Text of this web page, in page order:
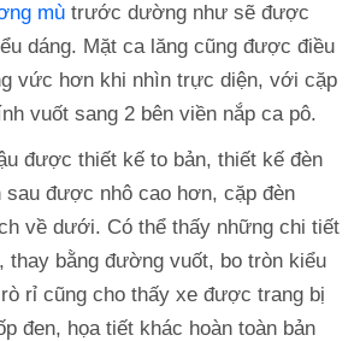
mù trước dường như sẽ được
dáng. Mặt ca lăng cũng được điều
vức hơn khi nhìn trực diện, với cặp
vuốt sang 2 bên viền nắp ca pô.
được thiết kế to bản, thiết kế đèn
sau được nhô cao hơn, cặp đèn
về dưới. Có thể thấy những chi tiết
thay bằng đường vuốt, bo tròn kiểu
rỉ cũng cho thấy xe được trang bị
đen, họa tiết khác hoàn toàn bản